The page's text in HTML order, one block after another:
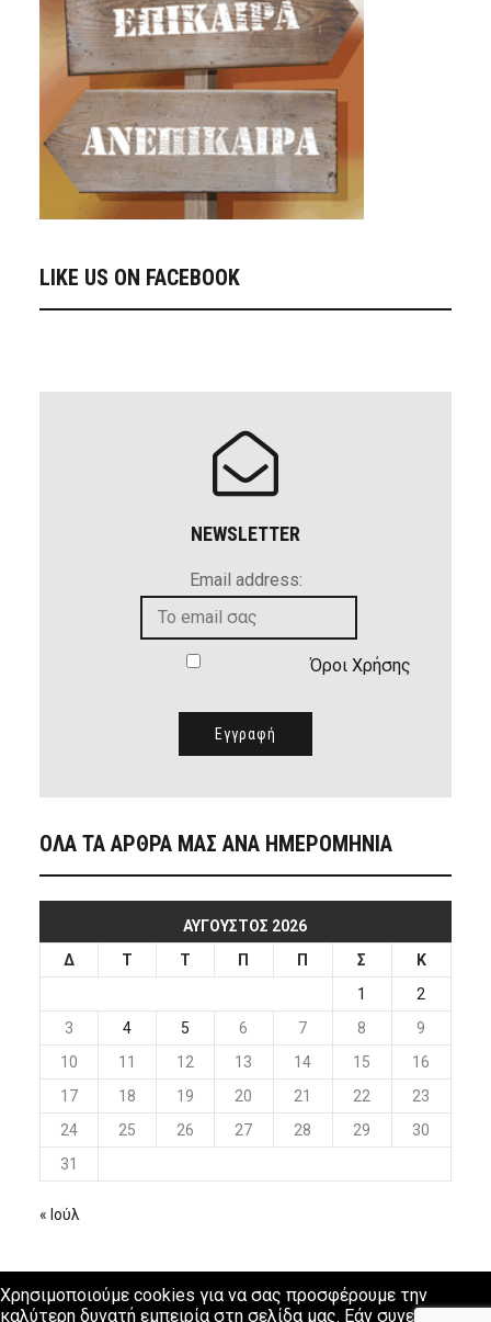
LIKE US ON FACEBOOK
NEWSLETTER
Email address:
Όροι Χρήσης
ΟΛΑ ΤΑ ΑΡΘΡΑ ΜΑΣ ΑΝΑ ΗΜΕΡΟΜΗΝΙΑ
ΑΎΓΟΥΣΤΟΣ 2026
Δ
Τ Τ Π Π Σ
Κ
1
2
3
4 5 6 7 8
9
10
11 12 13 14 15
16
17
18 19 20 21 22
23
24
25 26 27 28 29
30
31
« Ιούλ
Χρησιμοποιούμε cookies για να σας προσφέρουμε την
καλύτερη δυνατή εμπειρία στη σελίδα μας. Εάν συνεχίσετε να